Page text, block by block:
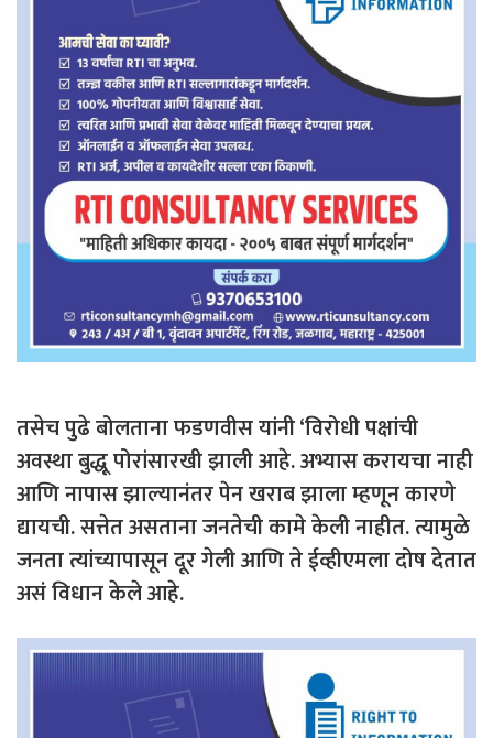
तसेच पुढे बोलताना फडणवीस यांनी ‘विरोधी पक्षांची
अवस्था बुद्धू पोरांसारखी झाली आहे. अभ्यास करायचा नाही
आणि नापास झाल्यानंतर पेन खराब झाला म्हणून कारणे
द्यायची. सत्तेत असताना जनतेची कामे केली नाहीत. त्यामुळे
जनता त्यांच्यापासून दूर गेली आणि ते ईव्हीएमला दोष देतात
असं विधान केले आहे.